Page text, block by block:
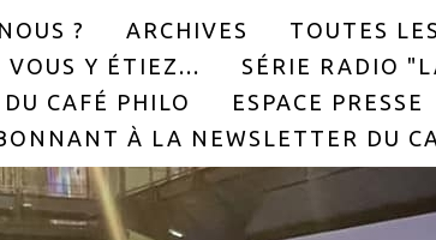
? ARCHIVES TOUTES
VOUS Y ÉTIEZ...
SÉRIE RADIO
CAFÉ PHILO
ESPACE PRESSE
À LA NEWSLETTER DU